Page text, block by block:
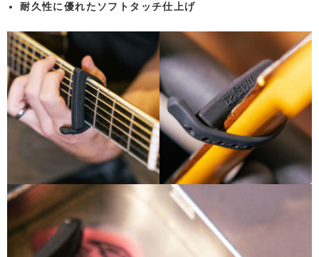
耐久性に優れたソフトタッチ仕上げ